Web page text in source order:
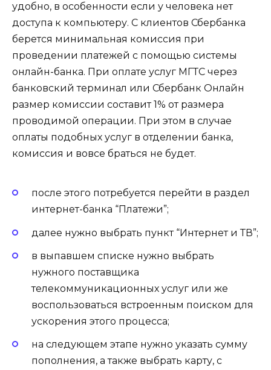
удобно, в особенности если у человека нет
доступа к компьютеру. С клиентов Сбербанка
берется минимальная комиссия при
проведении платежей с помощью системы
онлайн-банка. При оплате услуг МГТС через
банковский терминал или Сбербанк Онлайн
размер комиссии составит 1% от размера
проводимой операции. При этом в случае
оплаты подобных услуг в отделении банка,
комиссия и вовсе браться не будет.
после этого потребуется перейти в раздел
интернет-банка “Платежи”;
далее нужно выбрать пункт “Интернет и ТВ”;
в выпавшем списке нужно выбрать
нужного поставщика
телекоммуникационных услуг или же
воспользоваться встроенным поиском для
ускорения этого процесса;
на следующем этапе нужно указать сумму
пополнения, а также выбрать карту, с